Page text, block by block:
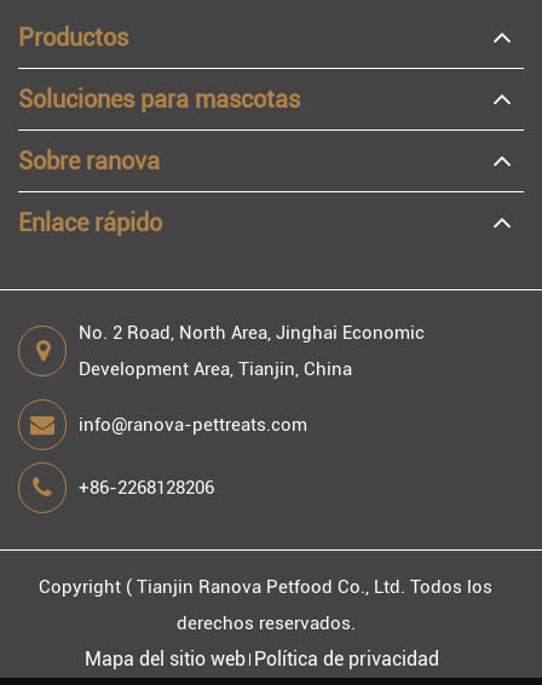
Productos
Soluciones para mascotas
Sobre ranova
Enlace rápido
No. 2 Road, North Area, Jinghai Economic
Development Area, Tianjin, China
info@ranova-pettreats.com
+86-2268128206
Copyright (Tianjin Ranova Petfood Co., Ltd. Todos los
derechos reservados.
Mapa del sitio web Política de privacidad